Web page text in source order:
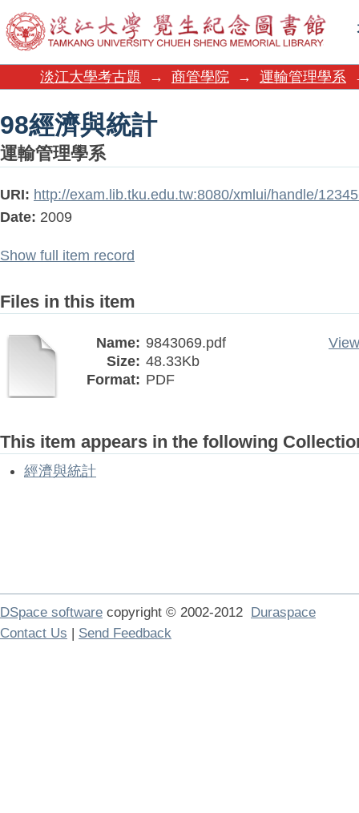
98經濟與統計
淡江大學考古題 → 商管學院 → 運輸管理學系
98經濟與統計
運輸管理學系
URI: http://exam.lib.tku.edu.tw:8080/xmlui/handle/
Date: 2009
Show full item record
Files in this item
Name: 9843069.pdf
Size: 48.33Kb
Format: PDF
This item appears in the following
經濟與統計
DSpace software copyright © 2002-2012 Duraspace
Contact Us | Send Feedback